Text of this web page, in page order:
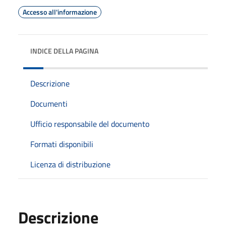
Accesso all'informazione
INDICE DELLA PAGINA
Descrizione
Documenti
Ufficio responsabile del documento
Formati disponibili
Licenza di distribuzione
Descrizione